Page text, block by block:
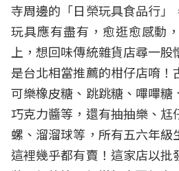
寺周邊的「日榮玩具食品行」
玩具應有盡有，愈逛愈感動
上，想回味傳統雜貨店尋一股
是台北相當推薦的柑仔店唷！
可樂橡皮糖、跳跳糖、嗶嗶糖
巧克力醬等，還有抽抽樂、尪
螺、溜溜球等，所有五六年級
這裡幾乎都有賣！這家店以